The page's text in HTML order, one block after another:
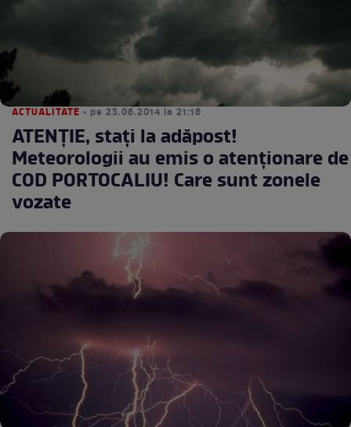
ACTUALITATE • pe 25.06.2014 la 21:16
ATENŢIE, staţi la adăpost!
Meteorologii au emis o atenţionare de
COD PORTOCALIU! Care sunt zonele
vozate